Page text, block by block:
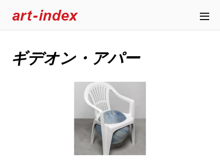
ギデオン・アパー